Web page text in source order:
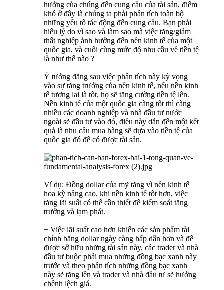
hưởng của chúng đến cung cầu của tài sản, điểm
khó ở đây là chúng ta phải phân tích toàn bộ
những yếu tố tác động đến cung cầu. Bạn phải
hiểu lý do vì sao và làm sao mà việc tăng/giảm
thất nghiệp ảnh hưởng đến nền kinh tế của một
quốc gia, và cuối cùng mức độ nhu cầu về tiền tệ
là như thế nào ?
Ý tưởng đằng sau việc phân tích này kỳ vọng
vào sự tăng trưởng của nền kinh tế, nếu nền kinh
tế tương lai là tốt, họ sẽ tăng cường tiền tệ lên.
Nền kinh tế của một quốc gia càng tốt thì càng
nhiều các doanh nghiệp và nhà đầu tư nước
ngoài sẽ đầu tư vào đó, điều này dẫn đến một kết
quả là nhu câu mua hàng sẽ dựa vào tiền tệ của
quốc gia đó để có được tài sản.
Ví dụ: Đồng dollar của mỹ tăng vì nền kinh tế
hoa kỳ nâng cao, khi nền kinh tế tốt hơn, việc
tăng lãi suất có thể cần thiết để kiểm soát tăng
trưởng và lạm phát.
+ Việc lãi suất cao hơn khiến các sản phẩm tài
chính bằng dollar ngày càng hấp dẫn hơn và để
được sở hữu những tài sản này, các trader và nhà
đầu tư buộc phải mua những đồng bạc xanh này
trước và theo phân tích những đồng bạc xanh
này sẽ tăng lên và trader và nhà đầu tư sẽ hưởng
chênh lệch giá.